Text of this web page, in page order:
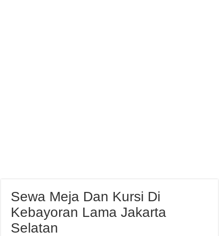
Sewa Meja Dan Kursi Di
Kebayoran Lama Jakarta
Selatan